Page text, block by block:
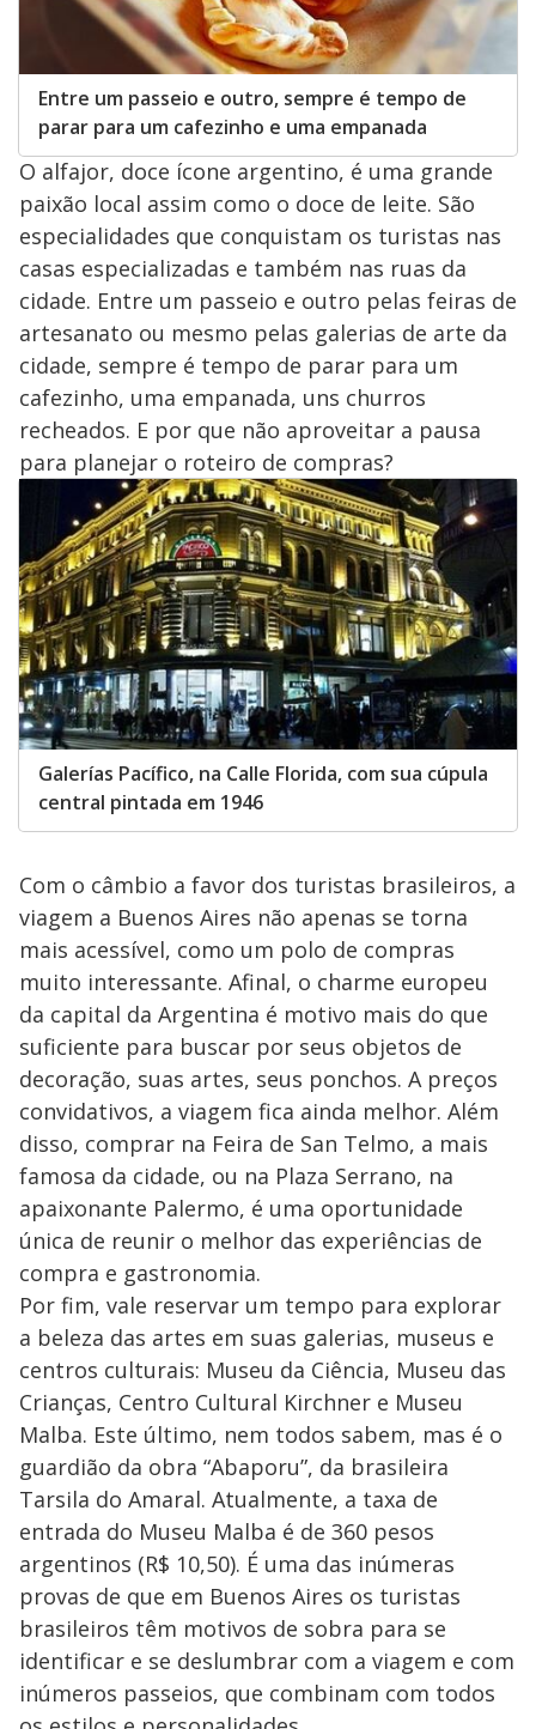
Entre um passeio e outro, sempre é tempo de
parar para um cafezinho e uma empanada
O alfajor, doce ícone argentino, é uma grande
paixão local assim como o doce de leite. São
especialidades que conquistam os turistas nas
casas especializadas e também nas ruas da
cidade. Entre um passeio e outro pelas feiras de
artesanato ou mesmo pelas galerias de arte da
cidade, sempre é tempo de parar para um
cafezinho, uma empanada, uns churros
recheados. E por que não aproveitar a pausa
para planejar o roteiro de compras?
Galerías Pacífico, na Calle Florida, com sua cúpula
central pintada em 1946
Com o câmbio a favor dos turistas brasileiros, a
viagem a Buenos Aires não apenas se torna
mais acessível, como um polo de compras
muito interessante. Afinal, o charme europeu
da capital da Argentina é motivo mais do que
suficiente para buscar por seus objetos de
decoração, suas artes, seus ponchos. A preços
convidativos, a viagem fica ainda melhor. Além
disso, comprar na Feira de San Telmo, a mais
famosa da cidade, ou na Plaza Serrano, na
apaixonante Palermo, é uma oportunidade
única de reunir o melhor das experiências de
compra e gastronomia.
Por fim, vale reservar um tempo para explorar
a beleza das artes em suas galerias, museus e
centros culturais: Museu da Ciência, Museu das
Crianças, Centro Cultural Kirchner e Museu
Malba. Este último, nem todos sabem, mas é o
guardião da obra “Abaporu”, da brasileira
Tarsila do Amaral. Atualmente, a taxa de
entrada do Museu Malba é de 360 pesos
argentinos (R$ 10,50). É uma das inúmeras
provas de que em Buenos Aires os turistas
brasileiros têm motivos de sobra para se
identificar e se deslumbrar com a viagem e com
inúmeros passeios, que combinam com todos